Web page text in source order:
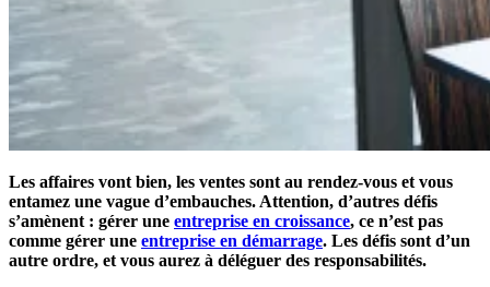
Les affaires vont bien, les ventes sont au rendez-vous et vous
entamez une vague d’embauches. Attention, d’autres défis
s’amènent : gérer une entreprise en croissance, ce n’est pas
comme gérer une entreprise en démarrage. Les défis sont d’un
autre ordre, et vous aurez à déléguer des responsabilités.